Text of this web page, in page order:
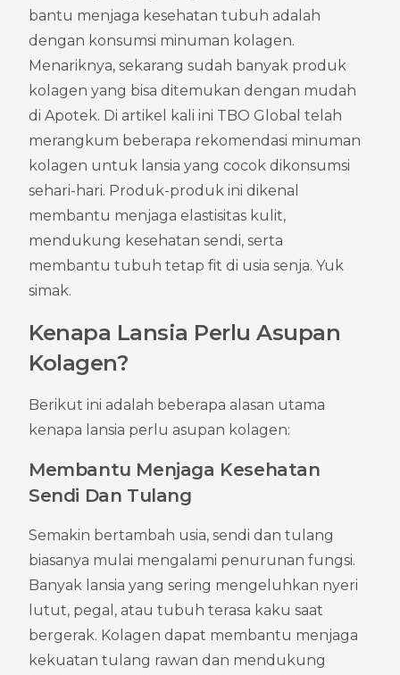
bantu menjaga kesehatan tubuh adalah
dengan konsumsi minuman kolagen.
Menariknya, sekarang sudah banyak produk
kolagen yang bisa ditemukan dengan mudah
di Apotek. Di artikel kali ini TBO Global telah
merangkum beberapa rekomendasi minuman
kolagen untuk lansia yang cocok dikonsumsi
sehari-hari. Produk-produk ini dikenal
membantu menjaga elastisitas kulit,
mendukung kesehatan sendi, serta
membantu tubuh tetap fit di usia senja. Yuk
simak.
Kenapa Lansia Perlu Asupan
Kolagen?
Berikut ini adalah beberapa alasan utama
kenapa lansia perlu asupan kolagen:
Membantu Menjaga Kesehatan
Sendi Dan Tulang
Semakin bertambah usia, sendi dan tulang
biasanya mulai mengalami penurunan fungsi.
Banyak lansia yang sering mengeluhkan nyeri
lutut, pegal, atau tubuh terasa kaku saat
bergerak. Kolagen dapat membantu menjaga
kekuatan tulang rawan dan mendukung